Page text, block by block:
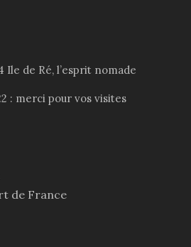
Ile de Ré, l’esprit nomade
: merci pour vos visites